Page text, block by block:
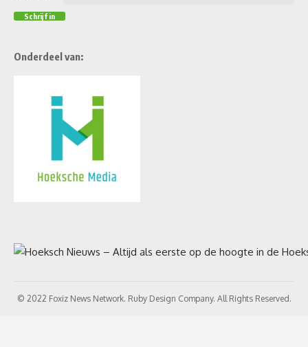
Onderdeel van:
© 2022 Foxiz News Network. Ruby Design Company. All Rights Reserved.